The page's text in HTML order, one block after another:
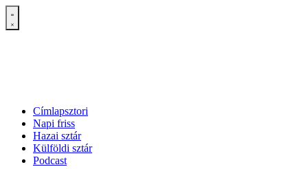
Címlapsztori
Napi friss
Hazai sztár
Külföldi sztár
Podcast